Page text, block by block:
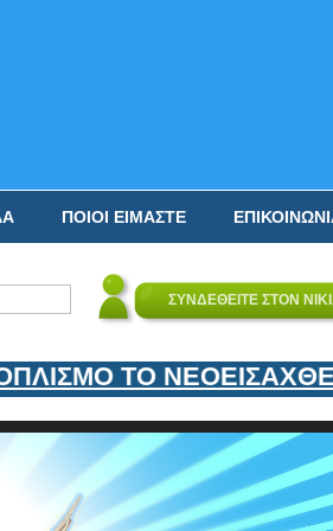
ΠΟΙΟΙ ΕΙΜΑΣΤΕ
ΣΥΝΔΕΘΕΙΤΕ ΣΤΟΝ
ΤΟ ΝΕΟΕΙΣΑΧΘΕΝ